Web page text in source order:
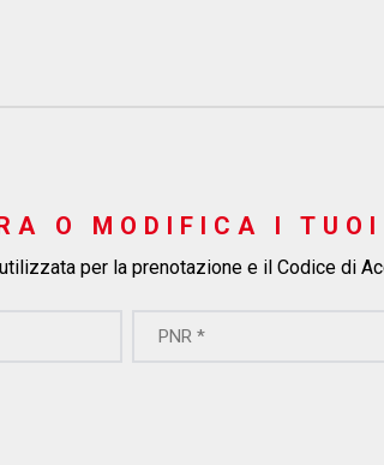
O MODIFICA I
per la prenotazione e il Codice di